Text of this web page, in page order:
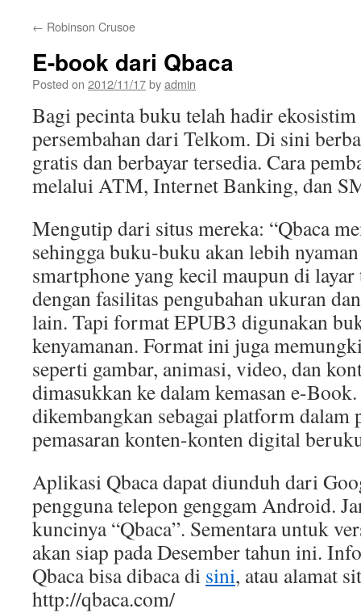
← Robinson Crusoe
E-book dari Qbaca
Posted on 2012/11/17byadmin
Bagi pecinta buku telah hadir
persembahan dari Telkom. Di sini
gratis dan berbayar tersedia. Cara
melalui ATM, Internet Banking, dan
Mengutip dari situs mereka: “Qbaca
sehingga buku-buku akan lebih
smartphone yang kecil maupun di
dengan fasilitas pengubahan ukuran
lain. Tapi format EPUB3 digunakan
kenyamanan. Format ini juga
seperti gambar, animasi, video, dan
dimasukkan ke dalam kemasan e-
dikembangkan sebagai platform dalam
pemasaran konten-konten digital
Aplikasi Qbaca dapat diunduh dari
pengguna telepon genggam Android.
kuncinya “Qbaca”. Sementara untuk
akan siap pada Desember tahun ini.
Qbaca bisa dibaca di sini, atau alamat
http://qbaca.com/